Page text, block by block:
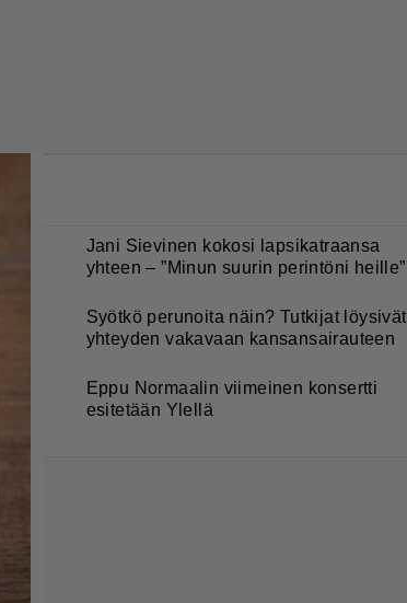
Jani Sievinen kokosi lapsikatraansa
yhteen – ”Minun suurin perintöni heille”
Syötkö perunoita näin? Tutkijat löysivät
yhteyden vakavaan kansansairauteen
Eppu Normaalin viimeinen konsertti
esitetään Ylellä